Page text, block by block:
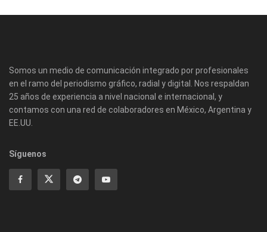
Somos un medio de comunicación integrado por profesionales
en el ramo del periodismo gráfico, radial y digital. Nos respaldan
25 años de experiencia a nivel nacional e internacional, y
contamos con una red de colaboradores en México, Argentina y
EE.UU.
Síguenos